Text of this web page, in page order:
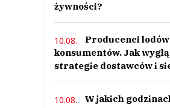
żywności?
10.08.
Producenci
konsumentów. Jak
strategie dostawców i
10.08.
W jakich